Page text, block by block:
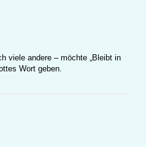
viele andere – möchte „Bleibt in
Wort geben.